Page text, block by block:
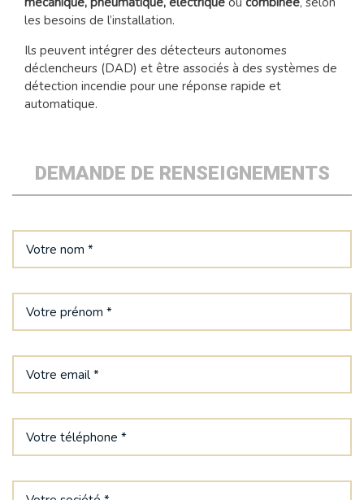
les besoins de l’installation.
Ils peuvent intégrer des détecteurs autonomes
déclencheurs (DAD) et être associés à des systèmes de
détection incendie pour une réponse rapide et
automatique.
DEMANDE DE RENSEIGNEMENTS